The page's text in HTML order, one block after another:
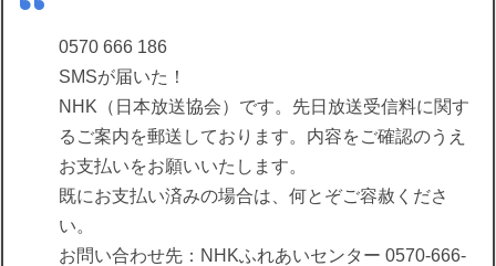
0570 666 186
SMSが届いた！
NHK（日本放送協会）です。先日放送受信料に関す
るご案内を郵送しております。内容をご確認のうえ
お支払いをお願いいたします。
既にお支払い済みの場合は、何とぞご容赦くださ
い。
お問い合わせ先：NHKふれあいセンター 0570-666-